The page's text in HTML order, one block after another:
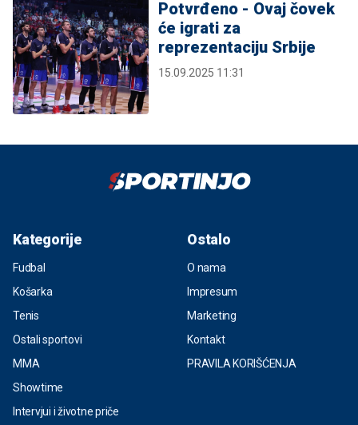
Potvrđeno - Ovaj čovek
će igrati za
reprezentaciju Srbije
15.09.2025 11:31
Kategorije
Fudbal
Košarka
Tenis
Ostali sportovi
MMA
Showtime
Intervjui i životne priče
Ostalo
O nama
Impresum
Marketing
Kontakt
PRAVILA KORIŠĆENJA